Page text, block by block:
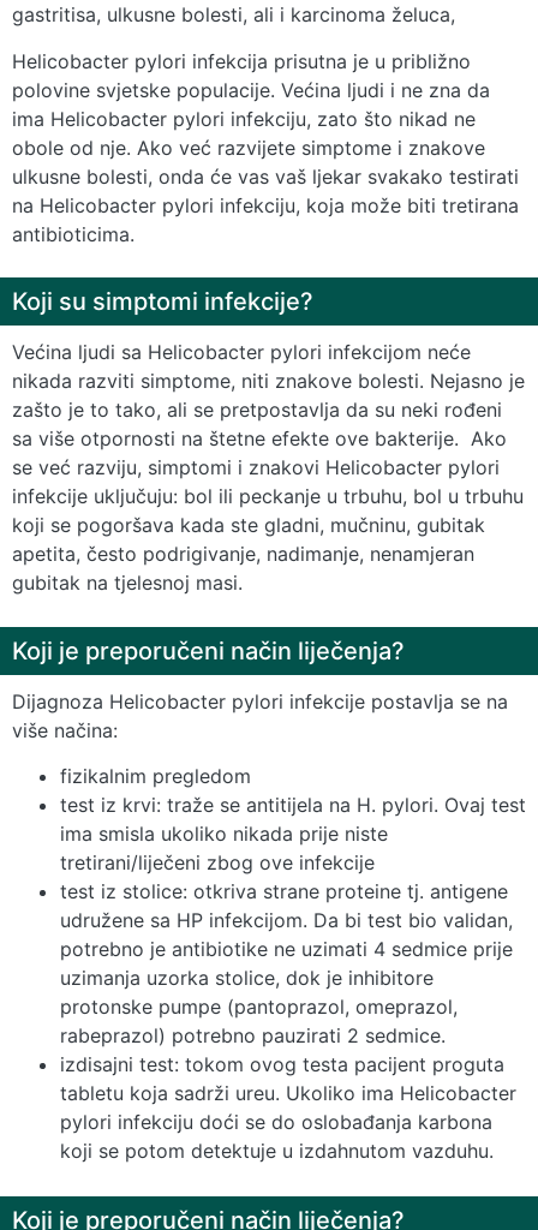
gastritisa, ulkusne bolesti, ali i karcinoma želuca,
Helicobacter pylori infekcija prisutna je u približno
polovine svjetske populacije. Većina ljudi i ne zna da
ima Helicobacter pylori infekciju, zato što nikad ne
obole od nje. Ako već razvijete simptome i znakove
ulkusne bolesti, onda će vas vaš ljekar svakako testirati
na Helicobacter pylori infekciju, koja može biti tretirana
antibioticima.
Koji su simptomi infekcije?
Većina ljudi sa Helicobacter pylori infekcijom neće
nikada razviti simptome, niti znakove bolesti. Nejasno je
zašto je to tako, ali se pretpostavlja da su neki rođeni
sa više otpornosti na štetne efekte ove bakterije. Ako
se već razviju, simptomi i znakovi Helicobacter pylori
infekcije uključuju: bol ili peckanje u trbuhu, bol u trbuhu
koji se pogoršava kada ste gladni, mučninu, gubitak
apetita, često podrigivanje, nadimanje, nenamjeran
gubitak na tjelesnoj masi.
Koji je preporučeni način liječenja?
Dijagnoza Helicobacter pylori infekcije postavlja se na
više načina:
fizikalnim pregledom
test iz krvi: traže se antitijela na H. pylori. Ovaj test
ima smisla ukoliko nikada prije niste
tretirani/liječeni zbog ove infekcije
test iz stolice: otkriva strane proteine tj. antigene
udružene sa HP infekcijom. Da bi test bio validan,
potrebno je antibiotike ne uzimati 4 sedmice prije
uzimanja uzorka stolice, dok je inhibitore
protonske pumpe (pantoprazol, omeprazol,
rabeprazol) potrebno pauzirati 2 sedmice.
izdisajni test: tokom ovog testa pacijent proguta
tabletu koja sadrži ureu. Ukoliko ima Helicobacter
pylori infekciju doći se do oslobađanja karbona
koji se potom detektuje u izdahnutom vazduhu.
Koji je preporučeni način liječenja?